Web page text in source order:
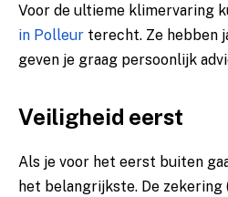
Voor de ultieme klimervaring
in Polleur terecht. Ze hebben
geven je graag persoonlijk
Veiligheid eerst
Als je voor het eerst buiten
het belangrijkste. De zekering